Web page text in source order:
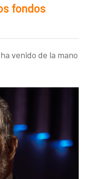
fondos
venido de la mano